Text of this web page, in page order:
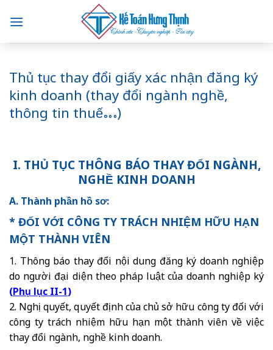
content
Thủ tục thay đổi giấy xác nhận đăng ký
kinh doanh (thay đổi ngành nghề,
thông tin thuế…)
I. THỦ TỤC THÔNG BÁO THAY ĐỔI NGÀNH,
NGHỀ KINH DOANH
A. Thành phần hồ sơ:
* ĐỐI VỚI CÔNG TY TRÁCH NHIỆM HỮU HẠN
MỘT THÀNH VIÊN
1. Thông báo thay đổi nội dung đăng ký doanh nghiệp
do người đại diện theo pháp luật của doanh nghiệp ký
(Phụ lục II-1)
2. Nghị quyết, quyết định của chủ sở hữu công ty đối với
công ty trách nhiệm hữu hạn một thành viên về việc
thay đổi ngành, nghề kinh doanh.